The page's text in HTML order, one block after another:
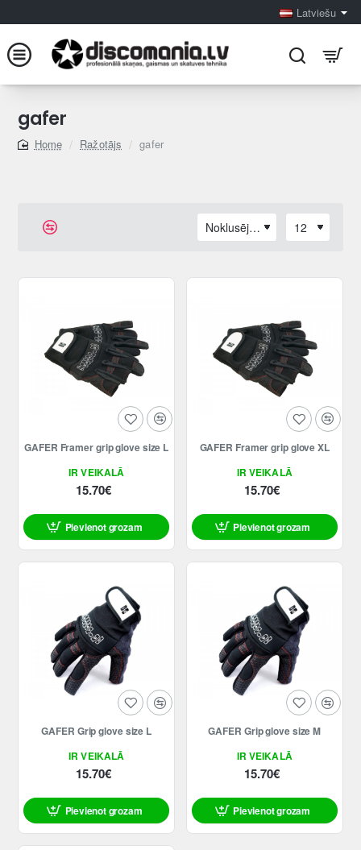
Latviešu
gafer
home
Ražotājs gafer
IR VEIKALĀ
GAFER Framer grip glove size L
15.70€
Pievienot grozam
IR VEIKALĀ
GAFER Framer grip glove XL
15.70€
Pievienot grozam
IR VEIKALĀ
GAFER Grip glove size L
15.70€
Pievienot grozam
IR VEIKALĀ
GAFER Grip glove size M
15.70€
Pievienot grozam